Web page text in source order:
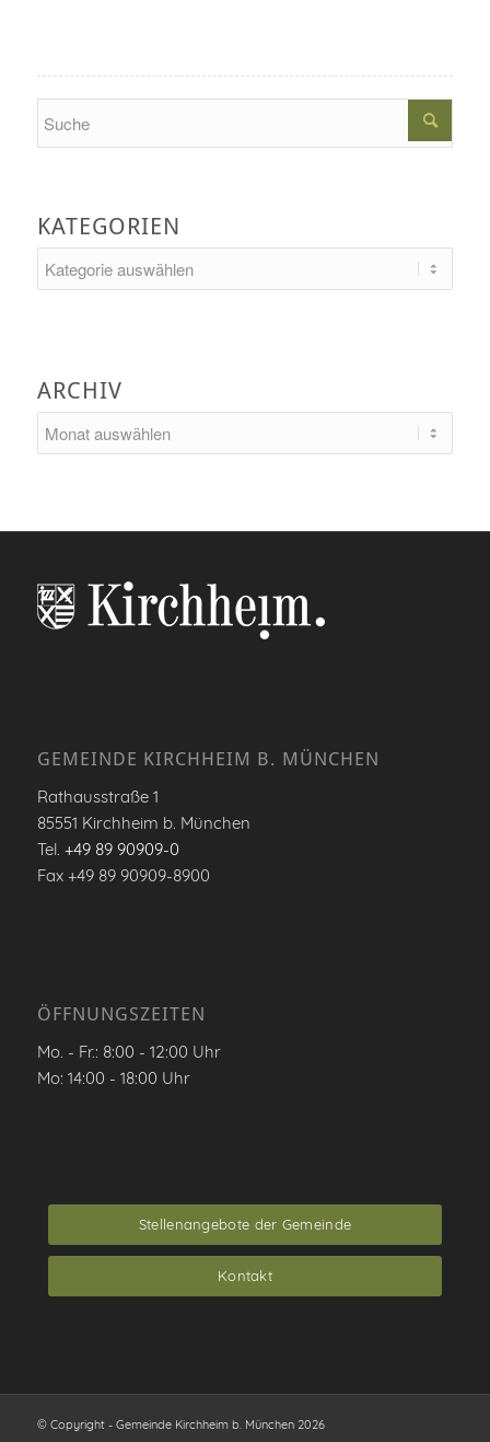
KATEGORIEN
ARCHIV
GEMEINDE KIRCHHEIM B. MÜNCHEN
Rathausstraße 1
85551 Kirchheim b. München
Tel. +49 89 90909-0
Fax +49 89 90909-8900
ÖFFNUNGSZEITEN
Mo. - Fr.: 8:00 - 12:00 Uhr
Mo: 14:00 - 18:00 Uhr
Stellenangebote der Gemeinde
Kontakt
© Copyright - Gemeinde Kirchheim b. München 2026